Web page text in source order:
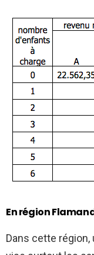
En région
Dans cette région,